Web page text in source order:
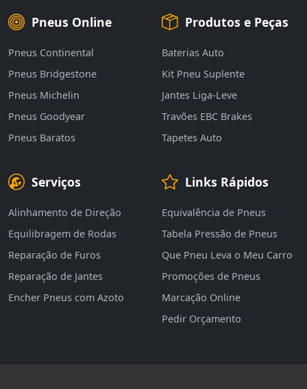
Pneus Online
Pneus Continental
Pneus Bridgestone
Pneus Michelin
Pneus Goodyear
Pneus Baratos
Produtos e Peças
Baterias Auto
Kit Pneu Suplente
Jantes Liga-Leve
Travões EBC Brakes
Tapetes Auto
Serviços
Alinhamento de Direção
Equilibragem de Rodas
Reparação de Furos
Reparação de Jantes
Encher Pneus com Azoto
Links Rápidos
Equivalência de Pneus
Tabela Pressão de Pneus
Que Pneu Leva o Meu Carro
Promoções de Pneus
Marcação Online
Pedir Orçamento